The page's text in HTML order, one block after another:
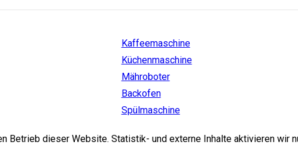
Kaffeemaschine
Küchenmaschine
Mähroboter
Backofen
Spülmaschine
Betrieb dieser Website. Statistik- und externe Inhalte aktivieren wir